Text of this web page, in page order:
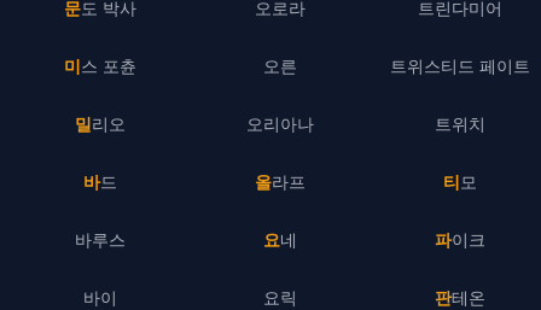
문도 박사
미스 포츈
밀리오
바드
바루스
바이
오로라
오른
오리아나
올라프
요네
요릭
트린다미어
트위스티드 페이트
트위치
티모
파이크
판테온